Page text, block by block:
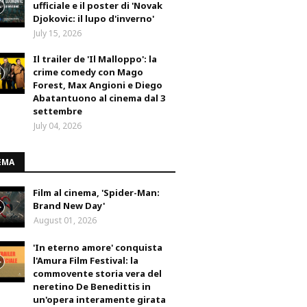
ufficiale e il poster di 'Novak
Djokovic: il lupo d'inverno'
July 15, 2026
Il trailer de 'Il Malloppo': la
crime comedy con Mago
Forest, Max Angioni e Diego
Abatantuono al cinema dal 3
settembre
July 04, 2026
Film al cinema, 'Spider-Man:
Brand New Day'
August 01, 2026
'In eterno amore' conquista
l'Amura Film Festival: la
commovente storia vera del
neretino De Benedittis in
un'opera interamente girata